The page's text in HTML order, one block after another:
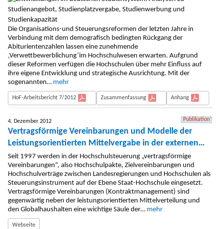
Die Organisations-und Steuerungsreformen der letzten Jahre in
Verbindung mit dem demografisch bedingten Rückgang der
Abiturientenzahlen lassen eine zunehmende
‚Verwettbewerblichung’im Hochschulwesen erwarten. Aufgrund
dieser Reformen verfügen die Hochschulen über mehr Einfluss auf
ihre eigene Entwicklung und strategische Ausrichtung. Mit der
sogenannten… mehr
HoF-Arbeitsbericht 7/2012 Zusammenfassung Anhang
4. Dezember 2012 Publikation
Vertragsförmige Vereinbarungen und Modelle der
Leistungsorientierten Mittelvergabe in der externen
Hochschulsteuerung. Bundesweite Übersicht
Seit 1997 werden in der Hochschulsteuerung „vertragsförmige
Vereinbarungen“, also Hochschulpakte, Zielvereinbarungen und
Hochschulverträge zwischen Landesregierungen und Hochschulen als
Steuerungsinstrument auf der Ebene Staat-Hochschule eingesetzt.
Vertragsförmige Vereinbarungen (Kontraktmanagement) sind
gegenwärtig neben der leistungsorientierten Mittelverteilung und
den Globalhaushalten eine wichtige Säule der… mehr
Webseite